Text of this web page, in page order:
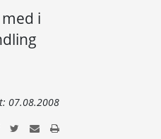
i
07.08.2008